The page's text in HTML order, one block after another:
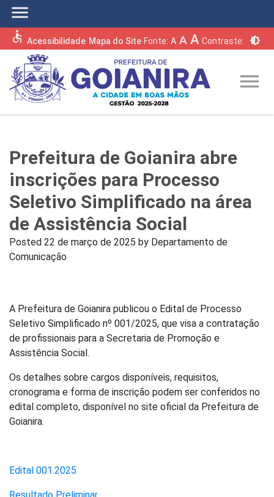
menu
accessible Acessibilidade Mapa do Site Fonte: A A A Contraste: brightness_6
menu
Prefeitura de Goianira abre
inscrições para Processo
Seletivo Simplificado na área
de Assistência Social
Posted 22 de março de 2025 by Departamento de
Comunicação
A Prefeitura de Goianira publicou o Edital de Processo
Seletivo Simplificado nº 001/2025, que visa a contratação
de profissionais para a Secretaria de Promoção e
Assistência Social.
Os detalhes sobre cargos disponíveis, requisitos,
cronograma e forma de inscrição podem ser conferidos no
edital completo, disponível no site oficial da Prefeitura de
Goianira.
Edital 001.2025